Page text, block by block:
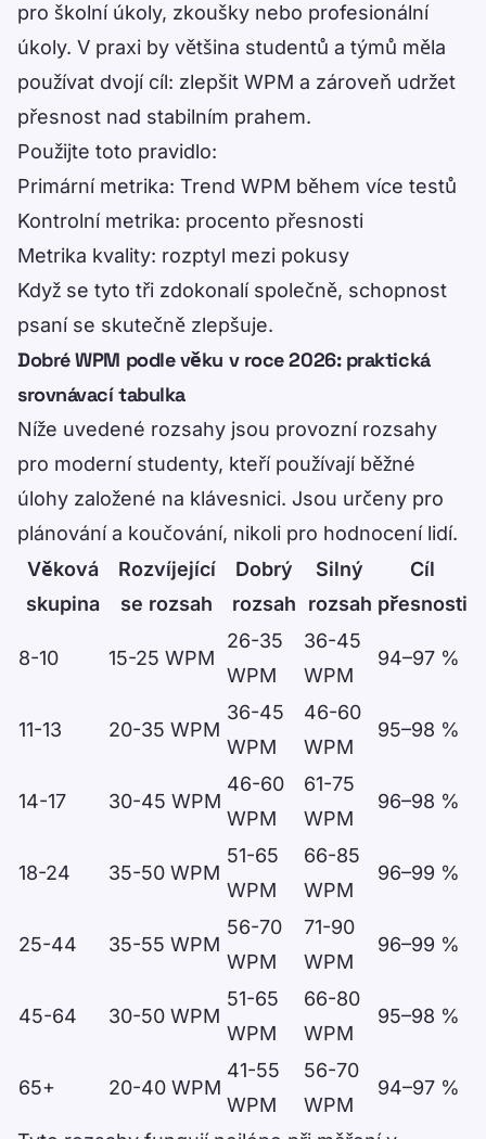
pro školní úkoly, zkoušky nebo profesionální
úkoly. V praxi by většina studentů a týmů měla
používat dvojí cíl: zlepšit WPM a zároveň udržet
přesnost nad stabilním prahem.
Použijte toto pravidlo:
Primární metrika: Trend WPM během více testů
Kontrolní metrika: procento přesnosti
Metrika kvality: rozptyl mezi pokusy
Když se tyto tři zdokonalí společně, schopnost
psaní se skutečně zlepšuje.
Dobré WPM podle věku v roce 2026: praktická
srovnávací tabulka
Níže uvedené rozsahy jsou provozní rozsahy
pro moderní studenty, kteří používají běžné
úlohy založené na klávesnici. Jsou určeny pro
plánování a koučování, nikoli pro hodnocení lidí.
Věková
skupina
Rozvíjející
se rozsah
Dobrý
rozsah
Silný
rozsah
Cíl
přesnosti
8-10 15-25 WPM
26-35
WPM
36-45
WPM
94–97 %
11-13 20-35 WPM
36-45
WPM
46-60
WPM
95–98 %
14-17 30-45 WPM
46-60
WPM
61-75
WPM
96–98 %
18-24 35-50 WPM
51-65
WPM
66-85
WPM
96–99 %
25-44 35-55 WPM
56-70
WPM
71-90
WPM
96–99 %
45-64 30-50 WPM
51-65
WPM
66-80
WPM
95–98 %
65+ 20-40 WPM
41-55
WPM
56-70
WPM
94–97 %